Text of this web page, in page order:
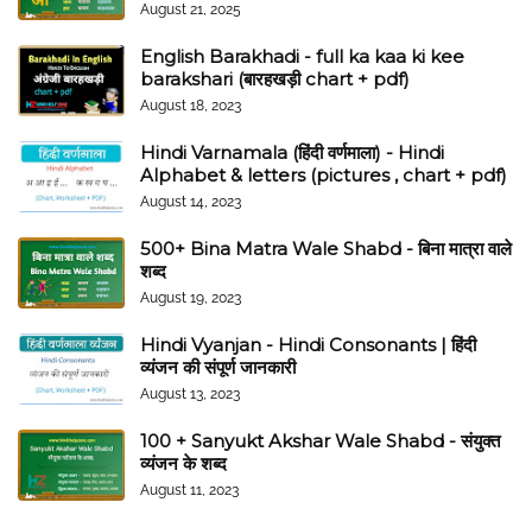
August 21, 2025
English Barakhadi - full ka kaa ki kee
barakshari (बारहखड़ी chart + pdf)
August 18, 2023
Hindi Varnamala (हिंदी वर्णमाला) - Hindi
Alphabet & letters (pictures , chart + pdf)
August 14, 2023
500+ Bina Matra Wale Shabd - बिना मात्रा वाले
शब्द
August 19, 2023
Hindi Vyanjan - Hindi Consonants | हिंदी
व्यंजन की संपूर्ण जानकारी
August 13, 2023
100 + Sanyukt Akshar Wale Shabd - संयुक्त
व्यंजन के शब्द
August 11, 2023